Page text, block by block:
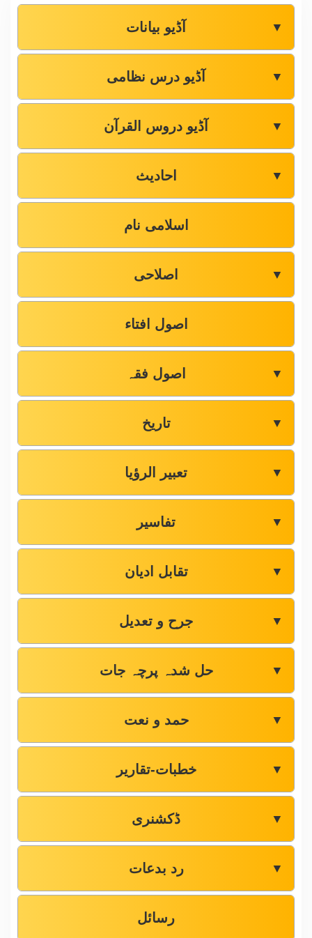
آڈیو بیانات ▼
آڈیو درس نظامی ▼
آڈیو دروس القرآن ▼
احادیث ▼
اسلامی نام
اصلاحی ▼
اصول افتاء
اصول فقہ ▼
تاریخ ▼
تعبیر الرؤیا ▼
تفاسیر ▼
تقابل ادیان ▼
جرح و تعدیل ▼
حل شدہ پرچہ جات ▼
حمد و نعت ▼
خطبات-تقاریر ▼
ڈکشنری ▼
رد بدعات ▼
رسائل